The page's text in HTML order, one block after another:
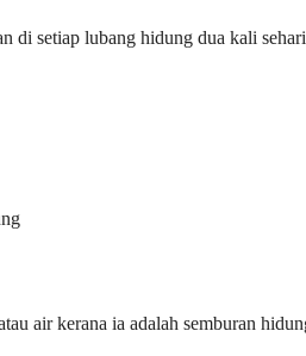
setiap lubang hidung dua kali
air kerana ia adalah semburan